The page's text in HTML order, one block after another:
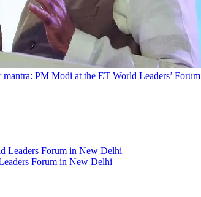
PM Modi at the ET World Leaders’ Forum
Forum in New Delhi